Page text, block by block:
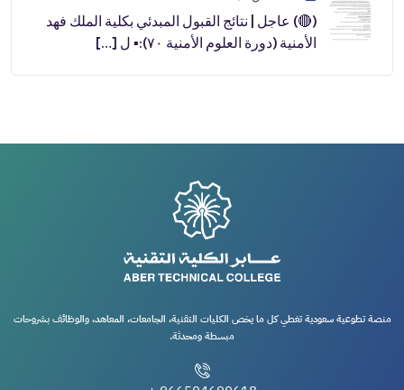
(🔴) عاجل | نتائج القبول المبدئي بكلية الملك فهد
الأمنية (دورة العلوم الأمنية ٧٠):▪️ ل […]
منصة تطوعية سعودية تغطي كل ما يخص الكليات التقنية، الجامعات، المعاهد، والوظائف بشروحات
مبسطة ومحدثة.